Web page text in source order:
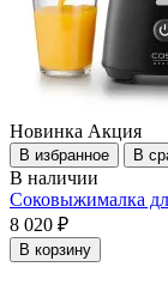
Новинка Акция
В избранное В
В наличии
Соковыжималка
8 020 ₽
В корзину